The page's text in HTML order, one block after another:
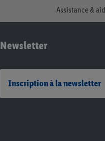
Assistance &
Newsletter
Inscription à la newsletter